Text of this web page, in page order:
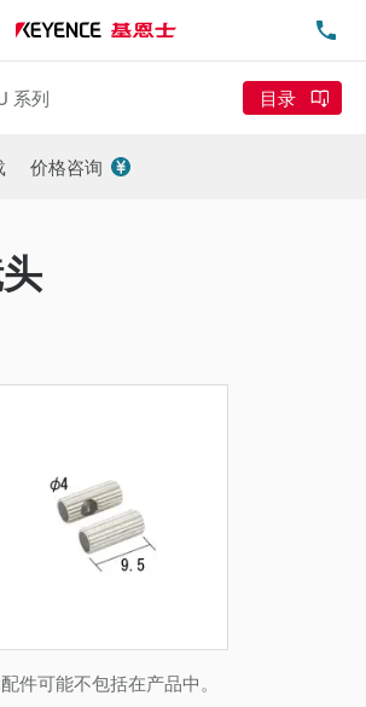
系列 目录
价格咨询
件可能不包括在产品中。